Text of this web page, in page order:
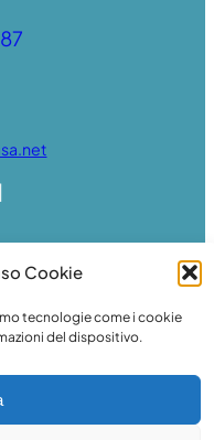
Cookie
tecnologie come i cookie
del dispositivo.